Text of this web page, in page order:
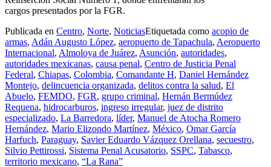
cargos presentados por la FGR.
Publicada en Centro, Norte, NoticiasEtiquetada como acopio de
armas, Adán Augusto López, aeropuerto de Tapachula, Aeropuerto
Internacional, Almoloya de Juárez, Asunción, autoridades,
autoridades mexicanas, causa penal, Centro de Justicia Penal
Federal, Chiapas, Colombia, Comandante H, Daniel Hernández
Montejo, delincuencia organizada, delitos contra la salud, El
Abuelo, FEMDO, FGR, grupo criminal, Hernán Bermúdez
Requena, hidrocarburos, ingreso irregular, juez de distrito
especializado, La Barredora, líder, Manuel de Atocha Romero
Hernández, Mario Elizondo Martínez, México, Omar García
Harfuch, Paraguay, Savier Eduardo Vázquez Orellana, secuestro,
Silvio Pettirossi, Sistema Penal Acusatorio, SSPC, Tabasco,
territorio mexicano, “La Rana”